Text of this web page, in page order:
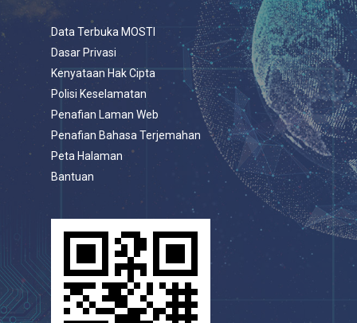
Data Terbuka MOSTI
Dasar Privasi
Kenyataan Hak Cipta
Polisi Keselamatan
Penafian Laman Web
Penafian Bahasa Terjemahan
Peta Halaman
Bantuan